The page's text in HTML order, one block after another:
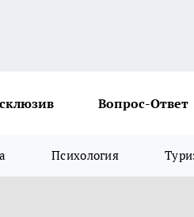
Вопрос-Ответ
Психология